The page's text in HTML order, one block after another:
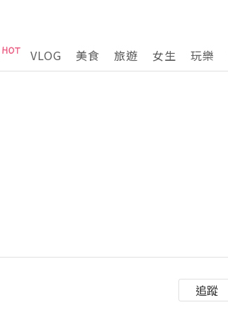
VLOG 美食 旅遊 女生 玩樂
追蹤